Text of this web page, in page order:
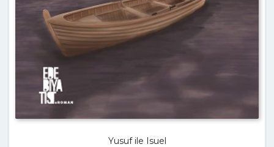
Yusuf ile Isuel